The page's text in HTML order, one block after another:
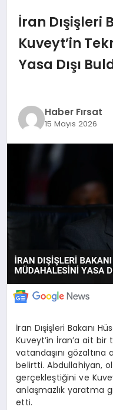
SAĞLIK
MAGAZİN
İran Dışişleri
Kuveyt’in
Yasa Dışı
Haber Fırsat
15 Mayıs 2026
İran Dışişleri Bakanı
Kuveyt’in İran’a ait
vatandaşını gözaltına
belirtti. Abdullahiyan,
gerçekleştiğini ve
anlaşmazlık yaratma
etti.